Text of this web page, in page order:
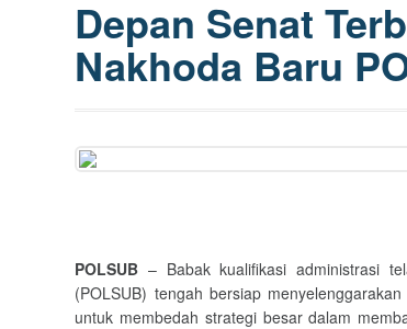
Depan Senat
Nakhoda Baru
POLSUB – Babak kualifikasi administrasi
(POLSUB) tengah bersiap
untuk membedah strategi besar dalam